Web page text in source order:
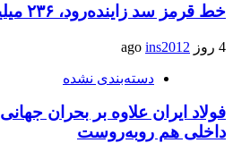
خط قرمز سد زاینده‌رود، ۲۳۶ میلیون مترمکعب است
4 روز ago ins2012
دسته‌بندی نشده
فولاد ایران علاوه بر بحران
داخلی هم روبه‌روست